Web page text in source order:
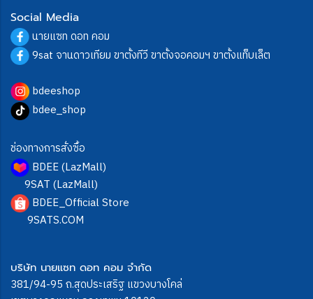
Social Media
นายแซท ดอท คอม
9sat จานดาวเทียม ขาตั้งทีวี ขาตั้งจอคอมฯ ขาตั้งแท็บเล็ต
bdeeshop
bdee_shop
ช่องทางการสั่งซื้อ
BDEE (LazMall)
9SAT (LazMall)
BDEE_Official Store
9SATS.COM
บริษัท นายแซท ดอท คอม จำกัด
381/94-95 ถ.สุดประเสริฐ แขวงบางโคล่